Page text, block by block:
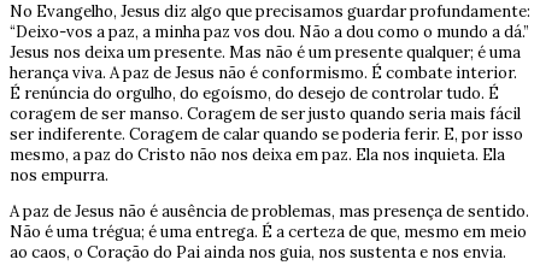
No Evangelho, Jesus diz algo que precisamos guardar profundamente:
“Deixo-vos a paz, a minha paz vos dou. Não a dou como o mundo a dá.”
Jesus nos deixa um presente. Mas não é um presente qualquer; é uma
herança viva. A paz de Jesus não é conformismo. É combate interior.
É renúncia do orgulho, do egoísmo, do desejo de controlar tudo. É
coragem de ser manso. Coragem de ser justo quando seria mais fácil
ser indiferente. Coragem de calar quando se poderia ferir. E, por isso
mesmo, a paz do Cristo não nos deixa em paz. Ela nos inquieta. Ela
nos empurra.
A paz de Jesus não é ausência de problemas, mas presença de sentido.
Não é uma trégua; é uma entrega. É a certeza de que, mesmo em meio
ao caos, o Coração do Pai ainda nos guia, nos sustenta e nos envia.